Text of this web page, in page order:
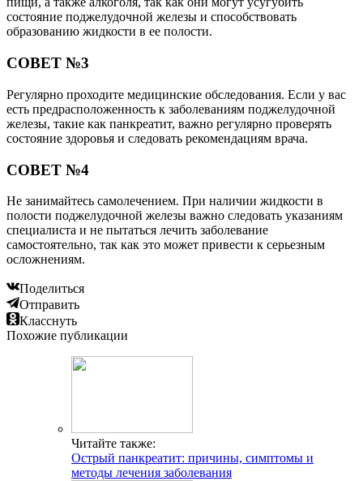
состояние поджелудочной железы и способствовать
образованию жидкости в ее полости.
СОВЕТ №3
Регулярно проходите медицинские обследования. Если у вас
есть предрасположенность к заболеваниям поджелудочной
железы, такие как панкреатит, важно регулярно проверять
состояние здоровья и следовать рекомендациям врача.
СОВЕТ №4
Не занимайтесь самолечением. При наличии жидкости в
полости поджелудочной железы важно следовать указаниям
специалиста и не пытаться лечить заболевание
самостоятельно, так как это может привести к серьезным
осложнениям.
Поделиться
Отправить
Класснуть
Похожие публикации
Читайте также:
Острый панкреатит: причины, симптомы и
методы лечения заболевания